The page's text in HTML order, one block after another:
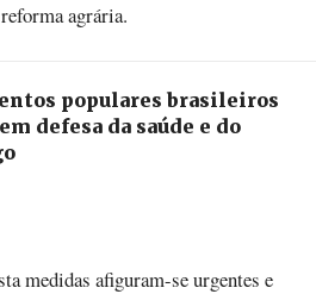
agrária.
populares brasileiros
defesa da saúde e do
medidas afiguram-se urgentes e